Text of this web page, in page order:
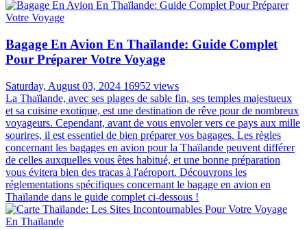
Bagage En Avion En Thaïlande: Guide Complet
Pour Préparer Votre Voyage
Saturday, August 03, 2024 16952 views
La Thaïlande, avec ses plages de sable fin, ses temples majestueux
et sa cuisine exotique, est une destination de rêve pour de nombreux
voyageurs. Cependant, avant de vous envoler vers ce pays aux mille
sourires, il est essentiel de bien préparer vos bagages. Les règles
concernant les bagages en avion pour la Thaïlande peuvent différer
de celles auxquelles vous êtes habitué, et une bonne préparation
vous évitera bien des tracas à l'aéroport. Découvrons les
réglementations spécifiques concernant le bagage en avion en
Thaïlande dans le guide complet ci-dessous !